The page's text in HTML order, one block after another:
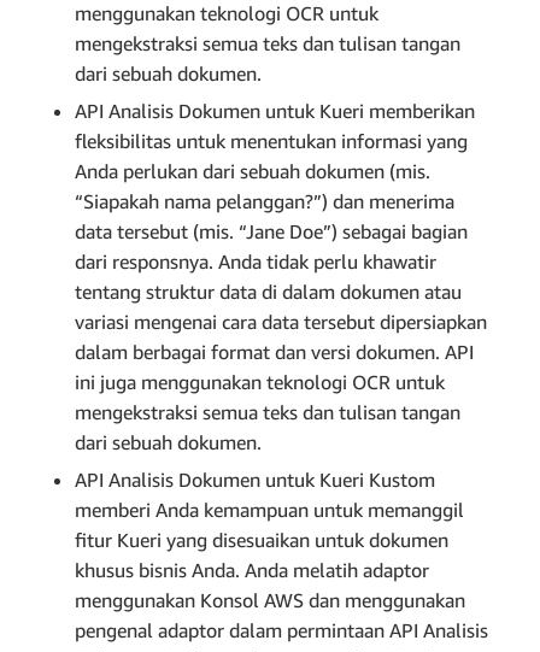
menggunakan teknologi OCR untuk
mengekstraksi semua teks dan tulisan tangan
dari sebuah dokumen.
API Analisis Dokumen untuk Kueri memberikan
fleksibilitas untuk menentukan informasi yang
Anda perlukan dari sebuah dokumen (mis.
“Siapakah nama pelanggan?”) dan menerima
data tersebut (mis. “Jane Doe”) sebagai bagian
dari responsnya. Anda tidak perlu khawatir
tentang struktur data di dalam dokumen atau
variasi mengenai cara data tersebut dipersiapkan
dalam berbagai format dan versi dokumen. API
ini juga menggunakan teknologi OCR untuk
mengekstraksi semua teks dan tulisan tangan
dari sebuah dokumen.
API Analisis Dokumen untuk Kueri Kustom
memberi Anda kemampuan untuk memanggil
fitur Kueri yang disesuaikan untuk dokumen
khusus bisnis Anda. Anda melatih adaptor
menggunakan Konsol AWS dan menggunakan
pengenal adaptor dalam permintaan API Analisis